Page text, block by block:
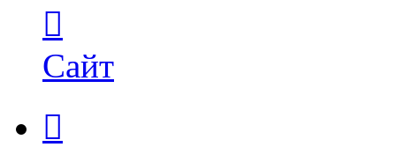
пользователя
Shadow
Сайт